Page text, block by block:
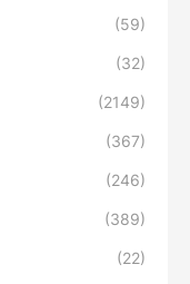
(59)
(32)
(2149)
(367)
(246)
(389)
(22)